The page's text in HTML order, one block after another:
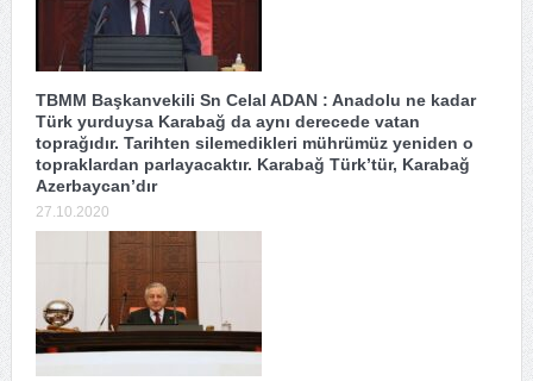
TBMM Başkanvekili Sn Celal ADAN : Anadolu ne kadar
Türk yurduysa Karabağ da aynı derecede vatan
toprağıdır. Tarihten silemedikleri mührümüz yeniden o
topraklardan parlayacaktır. Karabağ Türk’tür, Karabağ
Azerbaycan’dır
27.10.2020